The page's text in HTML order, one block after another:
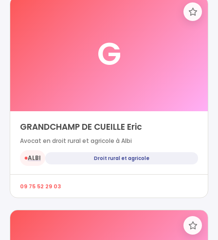
G
GRANDCHAMP DE CUEILLE Eric
Avocat en droit rural et agricole à Albi
●ALBI Droit rural et agricole
09 75 52 29 03